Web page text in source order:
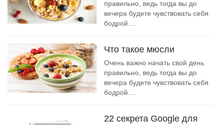
правильно, ведь тогда вы до
вечера будете чувствовать себя
бодрой....
Что такое мюсли
Очень важно начать свой день
правильно, ведь тогда вы до
вечера будете чувствовать себя
бодрой....
22 секрета Google для